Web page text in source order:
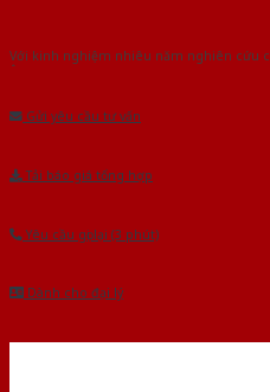
Với kinh nghiệm nhiêu năm nghiên cứu
Âu.Chúng tôi tự tin là nhà sản xuất &
Gửi yêu cầu tư vấn
Tải báo giá tổng hợp
Yêu cầu gọi lại (3 phút)
Dành cho đại lý